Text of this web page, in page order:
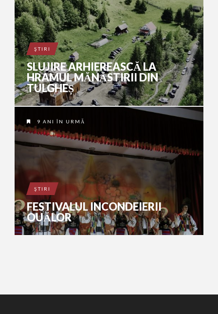
ŞTIRI
SLUJIRE ARHIEREASCĂ LA
HRAMUL MĂNĂSTIRII DIN
TULGHEȘ
9 ANI ÎN URMĂ
ŞTIRI
FESTIVALUL INCONDEIERII
OUĂLOR